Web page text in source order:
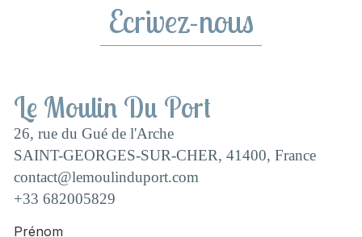
Ecrivez-nous
Le Moulin Du Port
26, rue du Gué de l'Arche
SAINT-GEORGES-SUR-CHER, 41400, France
contact@lemoulinduport.com
+33 682005829
Prénom